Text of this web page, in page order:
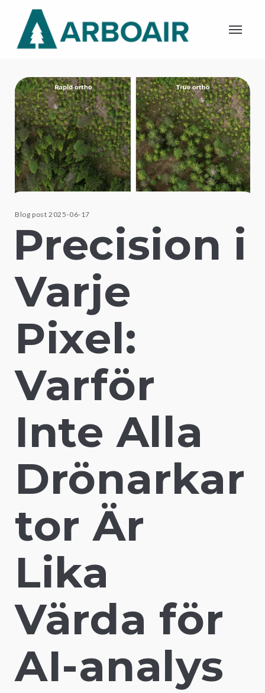
Blog post 2025-06-17
Precision i
Varje
Pixel:
Varför
Inte Alla
Drönarkar
tor Är
Lika
Värda för
AI-analys